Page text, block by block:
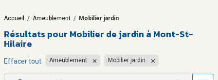
Accueil / Ameublement / Mobilier jardin
Résultats pour Mobilier de jardin à Mont-St-
Hilaire
Effacer tout Ameublement Mobilier jardin